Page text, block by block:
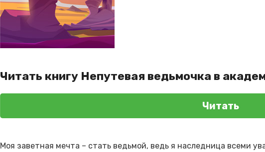
Читать книгу Непутевая ведьмочка в
Читать
Моя заветная мечта – стать ведьмой, ведь я наследница всеми